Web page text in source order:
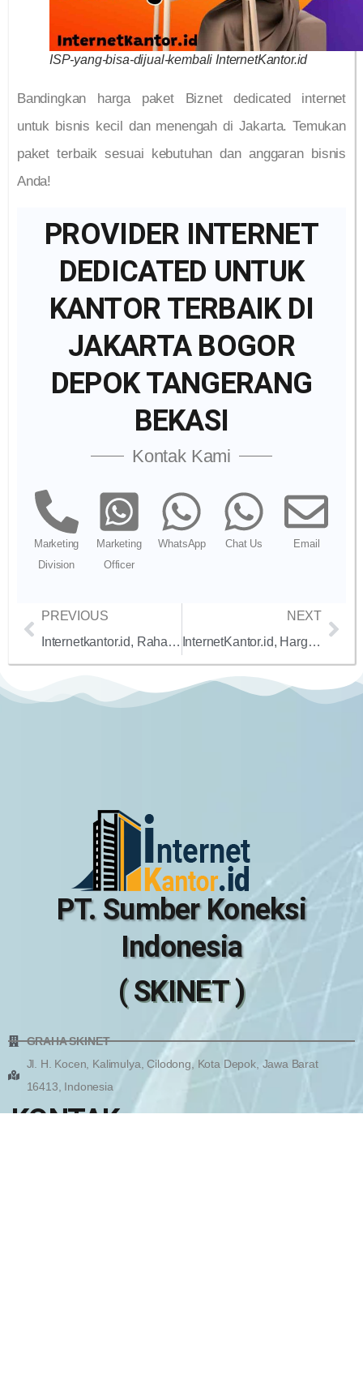
ISP-yang-bisa-dijual-kembali InternetKantor.id
Bandingkan harga paket Biznet dedicated internet
untuk bisnis kecil dan menengah di Jakarta. Temukan
paket terbaik sesuai kebutuhan dan anggaran bisnis
Anda!
PROVIDER INTERNET
DEDICATED UNTUK
KANTOR TERBAIK DI
JAKARTA BOGOR
DEPOK TANGERANG
BEKASI
Kontak Kami
Marketing
Division
Marketing
Officer
WhatsApp Chat Us Email
PREVIOUS
Internetkantor.id, Rahasia Memilih Paket Internet Dedicated: Temukan Solusi Terbaik untuk Bisnis Anda yang Sesuai dengan Kebutuhan dan Budget!
NEXT
InternetKantor.id, Harga Biznet Dedicated Internet 100Mbps dengan Kontrak Tahunan dan Dukungan Teknis 24/7: Panduan Lengkap untuk Bisnis
PT. Sumber Koneksi
Indonesia
( SKINET )
GRAHA SKINET
Jl. H. Kocen, Kalimulya, Cilodong, Kota Depok, Jawa Barat
16413, Indonesia
KONTAK